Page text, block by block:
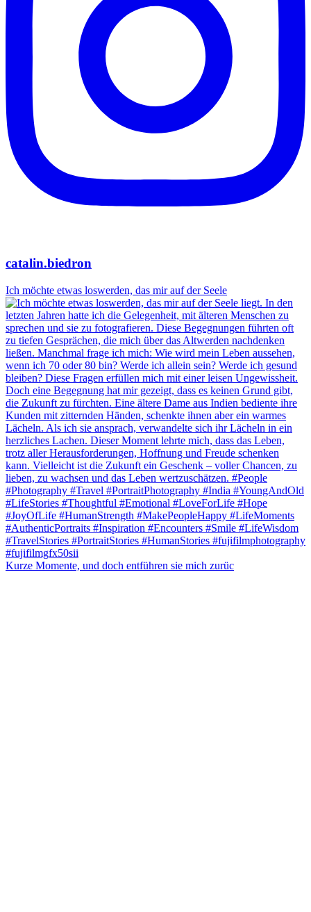
catalin.biedron
Ich möchte etwas loswerden, das mir auf der Seele
Kurze Momente, und doch entführen sie mich zurüc